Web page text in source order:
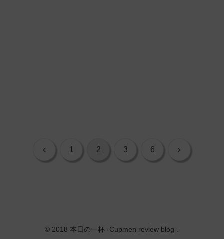
前 1 2 3 6 次
© 2018 本日の一杯 -Cupmen review blog-.